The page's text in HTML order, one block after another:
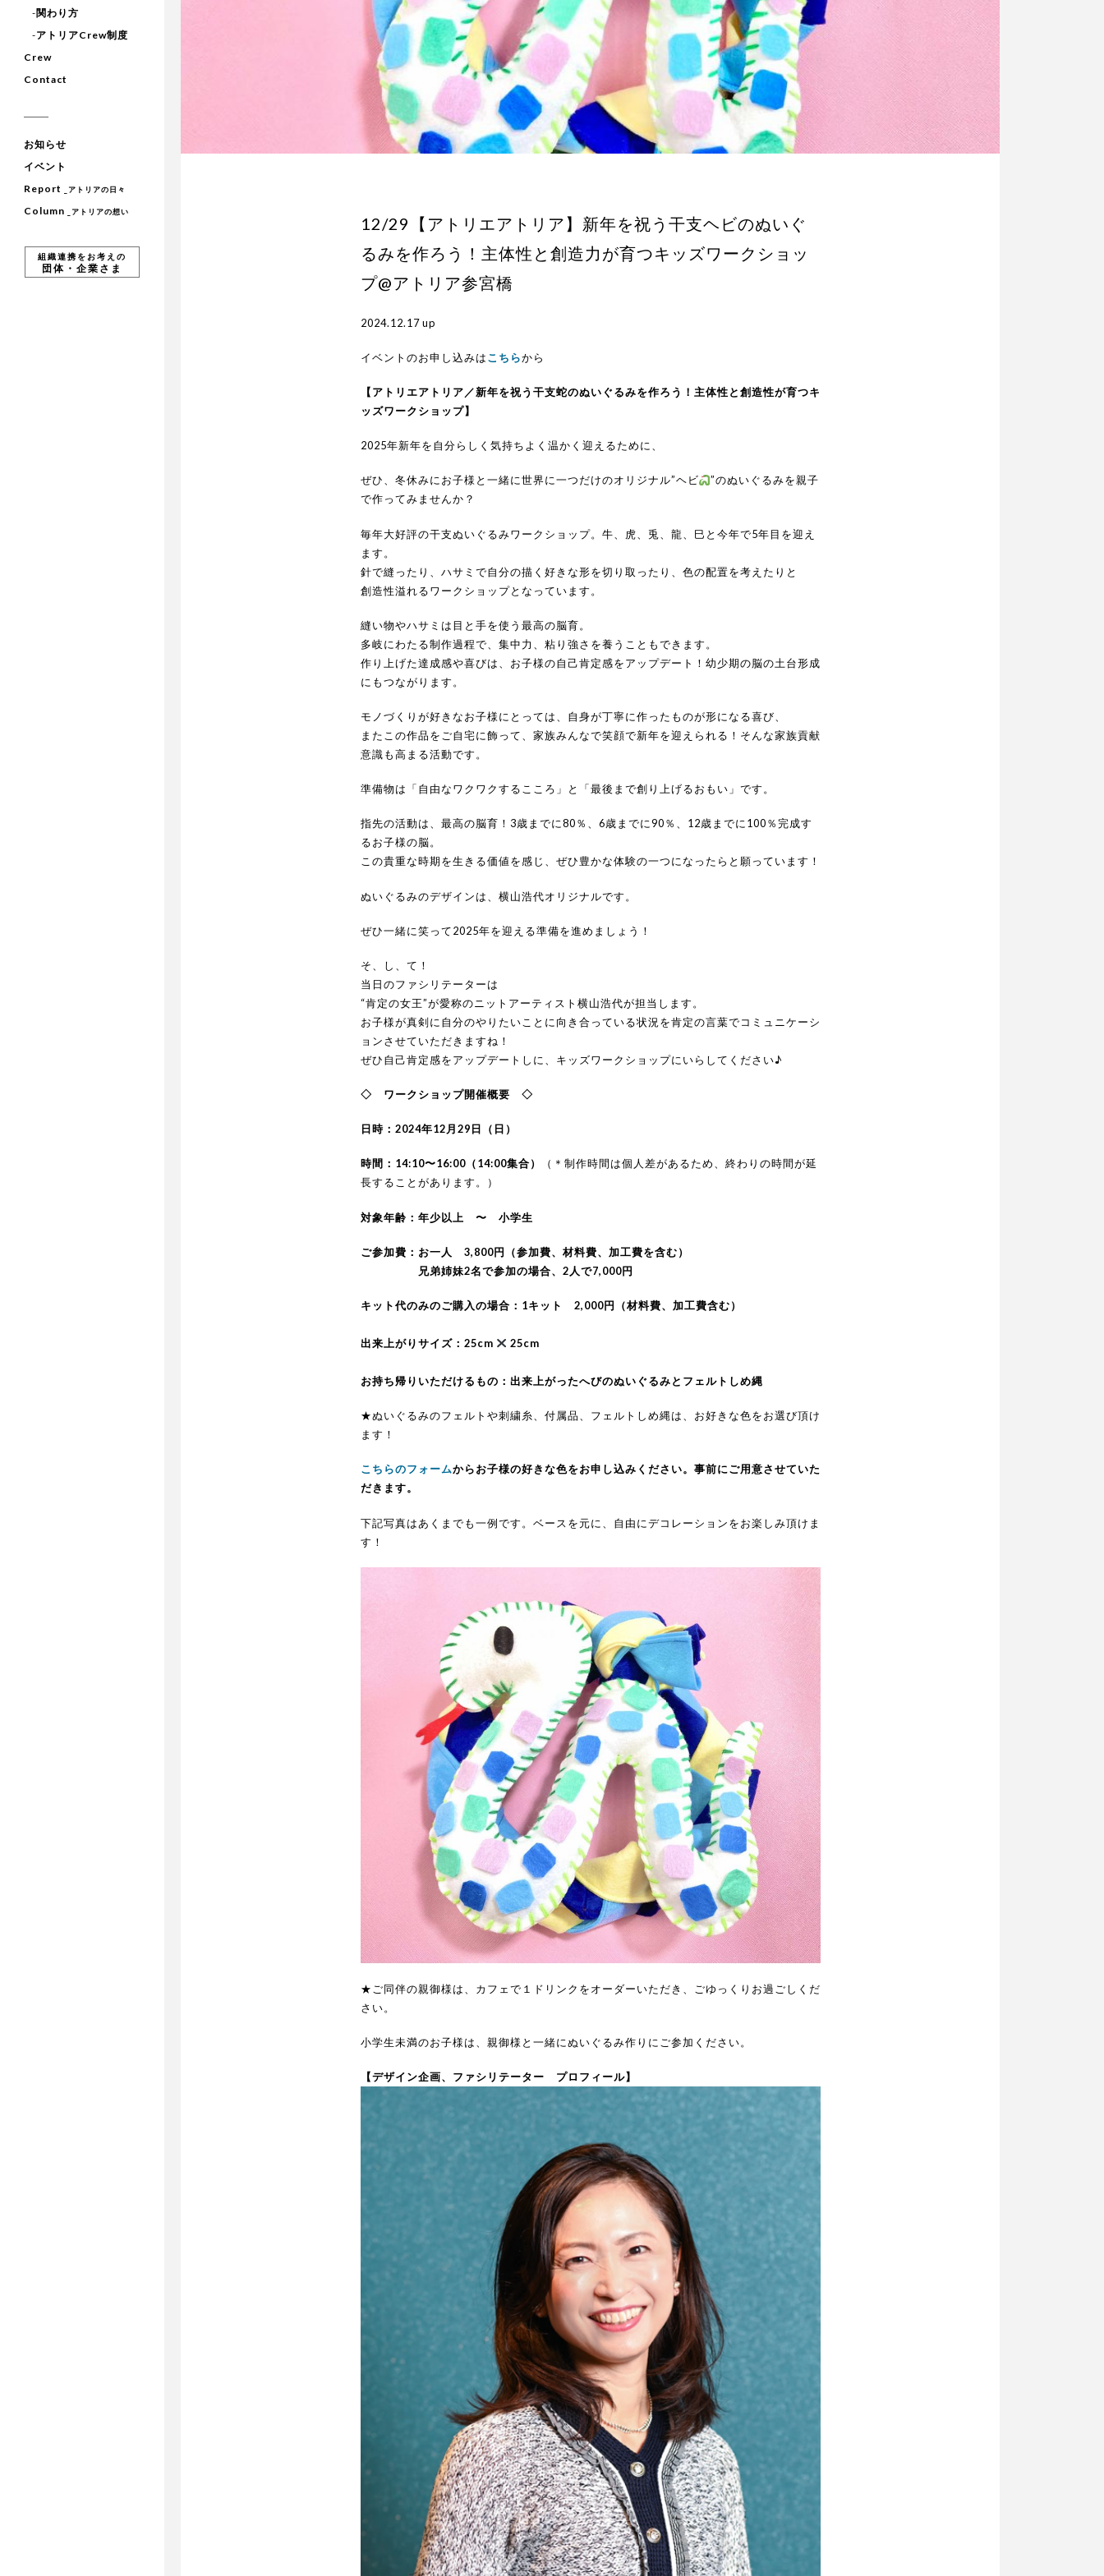
-関わり方
-アトリアCrew制度
Crew
Contact
お知らせ
イベント
Report
_アトリアの日々
Column _アトリアの想い
組織連携をお考えの
団体・企業さま
12/29【アトリエアトリア】新年を祝う干支ヘビのぬいぐ
るみを作ろう！主体性と創造力が育つキッズワークショッ
プ@アトリア参宮橋
2024.12.17 up
イベントのお申し込みはこちらから
【アトリエアトリア／新年を祝う干支蛇のぬいぐるみを作ろう！主体性と創造性が育つキ
ッズワークショップ】
2025年新年を自分らしく気持ちよく温かく迎えるために、
ぜひ、冬休みにお子様と一緒に世界に一つだけのオリジナル”ヘビ
”のぬいぐるみを親子
で作ってみませんか？
毎年大好評の干支ぬいぐるみワークショップ。牛、虎、兎、龍、巳と今年で5年目を迎え
ます。
針で縫ったり、ハサミで自分の描く好きな形を切り取ったり、色の配置を考えたりと
創造性溢れるワークショップとなっています。
縫い物やハサミは目と手を使う最高の脳育。
多岐にわたる制作過程で、集中力、粘り強さを養うこともできます。
作り上げた達成感や喜びは、お子様の自己肯定感をアップデート！幼少期の脳の土台形成
にもつながります。
モノづくりが好きなお子様にとっては、自身が丁寧に作ったものが形になる喜び、
またこの作品をご自宅に飾って、家族みんなで笑顔で新年を迎えられる！そんな家族貢献
意識も高まる活動です。
準備物は「自由なワクワクするこころ」と「最後まで創り上げるおもい」です。
指先の活動は、最高の脳育！3歳までに80％、6歳までに90％、12歳までに100％完成す
るお子様の脳。
この貴重な時期を生きる価値を感じ、ぜひ豊かな体験の一つになったらと願っています！
ぬいぐるみのデザインは、横山浩代オリジナルです。
ぜひ一緒に笑って2025年を迎える準備を進めましょう！
そ、し、て！
当日のファシリテーターは
“肯定の女王”が愛称のニットアーティスト横山浩代が担当します。
お子様が真剣に自分のやりたいことに向き合っている状況を肯定の言葉でコミュニケーシ
ョンさせていただきますね！
ぜひ自己肯定感をアップデートしに、キッズワークショップにいらしてください♪
◇ ワークショップ開催概要 ◇
日時：2024年12月29日（日）
時間：14:10〜16:00（14:00集合）
（＊制作時間は個人差があるため、終わりの時間が延
長することがあります。）
対象年齢：年少以上 〜 小学生
ご参加費：お一人 3,800円（参加費、材料費、加工費を含む）
兄弟姉妹2名で参加の場合、2人で7,000円
キット代のみのご購入の場合：1キット 2,000円（材料費、加工費含む）
出来上がりサイズ：25cm 25cm
お持ち帰りいただけるもの：出来上がったへびのぬいぐるみとフェルトしめ縄
★ぬいぐるみのフェルトや刺繍糸、付属品、フェルトしめ縄は、お好きな色をお選び頂け
ます！
こちらのフォームからお子様の好きな色をお申し込みください。事前にご用意させていた
だきます。
下記写真はあくまでも一例です。ベースを元に、自由にデコレーションをお楽しみ頂けま
す！
★ご同伴の親御様は、カフェで１ドリンクをオーダーいただき、ごゆっくりお過ごしくだ
さい。
小学生未満のお子様は、親御様と一緒にぬいぐるみ作りにご参加ください。
【デザイン企画、ファシリテーター プロフィール】